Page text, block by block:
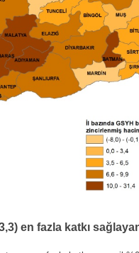
en fazla katkı